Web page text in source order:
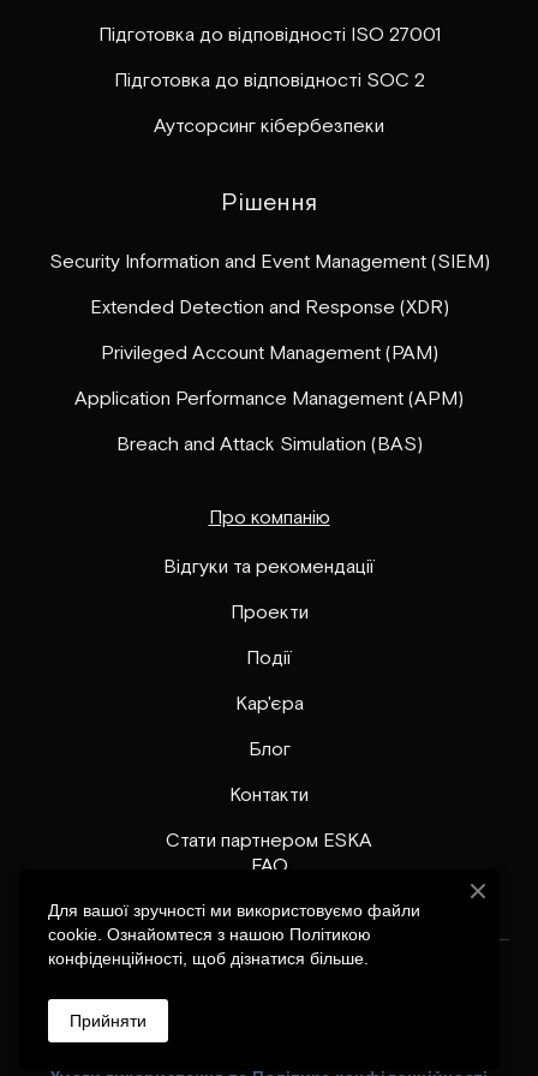
Підготовка до відповідності ISO 27001
Підготовка до відповідності SOC 2
Аутсорсинг кібербезпеки
Рішення
Security Information and Event Management (SIEM)
Extended Detection and Response (XDR)
Privileged Account Management (PAM)
Application Performance Management (APM)
Breach and Attack Simulation (BAS)
Про компанію
Відгуки та рекомендації
Проекти
Події
Кар'єра
Блог
Контакти
Стати партнером ESKA
FAQ
Copyright © 2026 ESKA, Inc. All rights reserved.
Для вашої зручності ми використовуємо файли
cookie. Ознайомтеся з нашою Політикою
конфіденційності, щоб дізнатися більше.
Прийняти